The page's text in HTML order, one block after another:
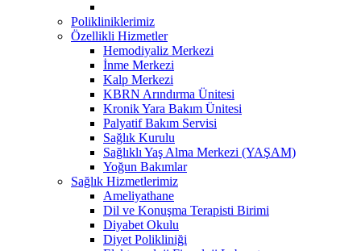
Polikliniklerimiz
Özellikli Hizmetler
Hemodiyaliz Merkezi
İnme Merkezi
Kalp Merkezi
KBRN Arındırma Ünitesi
Kronik Yara Bakım Ünitesi
Palyatif Bakım Servisi
Sağlık Kurulu
Sağlıklı Yaş Alma Merkezi (YAŞAM)
Yoğun Bakımlar
Sağlık Hizmetlerimiz
Ameliyathane
Dil ve Konuşma Terapisti Birimi
Diyabet Okulu
Diyet Polikliniği